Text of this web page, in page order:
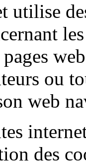
utilise
ou
web
des